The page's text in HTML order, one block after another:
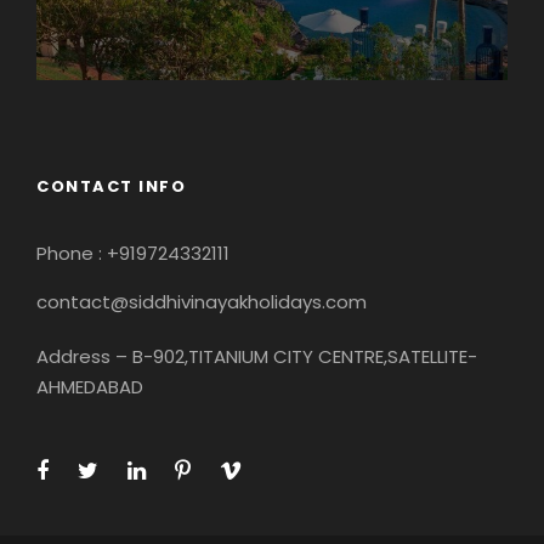
CONTACT INFO
Phone : +919724332111
contact@siddhivinayakholidays.com
Address – B-902,TITANIUM CITY CENTRE,SATELLITE-
AHMEDABAD